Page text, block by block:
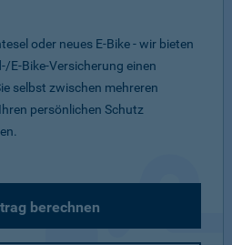
oder neues E-Bike - wir bieten
E-Bike-Versicherung einen
selbst zwischen mehreren
persönlichen Schutz
berechnen